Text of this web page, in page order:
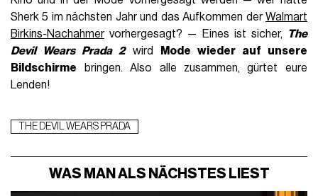
Sherk 5 im nächsten Jahr und das Aufkommen derWalmart
Birkins-Nachahmervorhergesagt? — Eines ist sicher,
The
Devil Wears Prada 2wird
Mode wieder auf unsere
Bildschirme bringen. Also alle zusammen, gürtet eure
Lenden!
THE DEVIL WEARS PRADA
WAS MAN ALS NÄCHSTES LIEST